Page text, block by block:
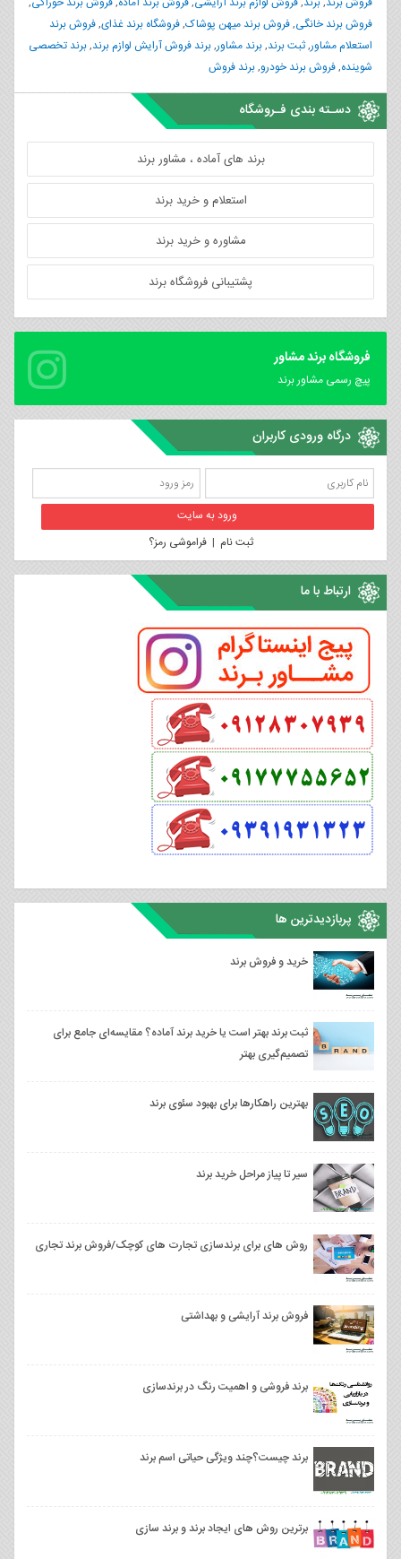
فروش برند خانگی,فروش برند میهن پوشاک,فروشگاه برند غذای,فروش برند
استعلام مشاور,ثبت برند,برند مشاور,برند فروش آرایش لوازم برند,برند تخصصی
شوینده,فروش برند خودرو,برند فروش
دسـته بندی فـروشگاه
برند های آماده ، مشاور برند
استعلام و خرید برند
مشاوره و خرید برند
پشتیبانی فروشگاه برند
فروشگاه برند مشاور
پیچ رسمی مشاور برند
درگاه ورودی کاربران
ثبت نام |فراموشی رمز؟
ارتباط با ما
پربازدیدترین ها
خرید و فروش برند
ثبت برند بهتر است یا خرید برند آماده؟ مقایسه‌ای جامع برای
تصمیم‌گیری بهتر
بهترین راهکارها برای بهبود سئوی برند
سیر تا پیاز مراحل خرید برند
روش های برای برندسازی تجارت های کوچک/فروش برند تجاری
فروش برند آرایشی و بهداشتی
برند فروشی و اهمیت رنگ در برندسازی
برند چیست؟چند ویژگی حیاتی اسم برند
برترین روش های ایجاد برند و برند سازی